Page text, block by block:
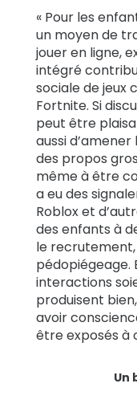
« Pour les
un moyen de
jouer en ligne,
intégré
sociale de jeux
Fortnite. Si
peut être
aussi
des propos
même à être
a eu des
Roblox et
des enfants à
le
pédopiégeage.
interactions
produisent
avoir
être exposés à
Un